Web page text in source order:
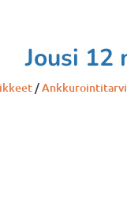
Jousi 12
/